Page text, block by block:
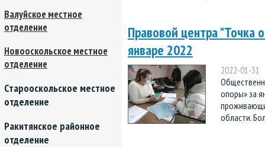
Правовой центра "Точка
январе 2022
2022-01-31
опоры» за
области.
Валуйское местное
отделение
Новооскольское местное
отделение
Старооскольское местное
отделение
Ракитянское районное
отделение